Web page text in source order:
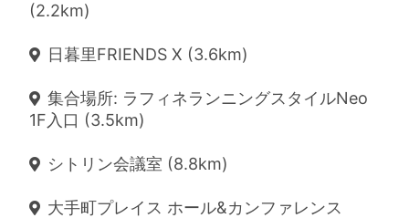
(2.2km)
日暮里FRIENDS X (3.6km)
集合場所: ラフィネランニングスタイルNeo
1F入口 (3.5km)
シトリン会議室 (8.8km)
大手町プレイス ホール&カンファレンス